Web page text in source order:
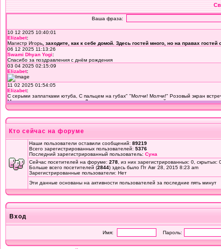
Кто сейчас на форуме
Наши пользователи оставили сообщений: 89219
Всего зарегистрированных пользователей: 5376
Последний зарегистрированный пользователь: Суна
Сейчас посетителей на форуме: 278 , из них зарегистрированных: 0,
Больше всего посетителей (2844) здесь было Пт Авг 28, 2015 8:23 am
Зарегистрированные пользователи: Нет
Эти данные основаны на активности пользователей за последние пять минут
Вход
Имя: Пароль: